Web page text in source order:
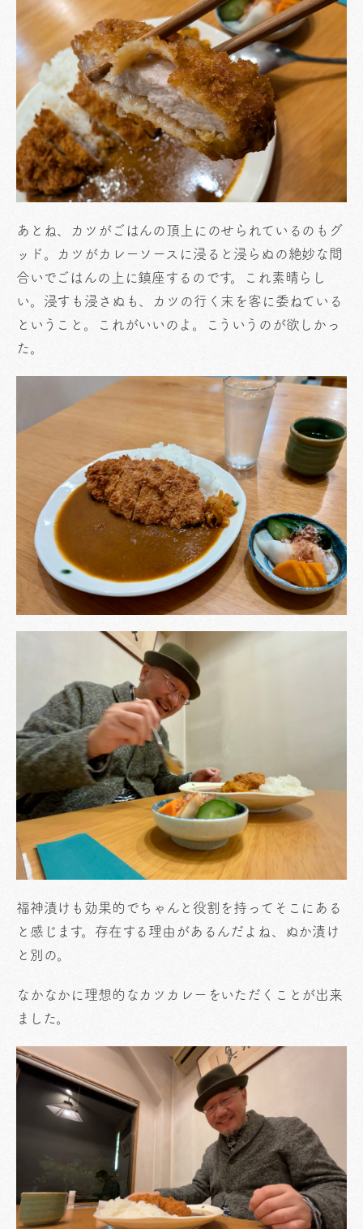
あとね、カツがごはんの頂上にのせられているのもグ
ッド。カツがカレーソースに浸ると浸らぬの絶妙な間
合いでごはんの上に鎮座するのです。これ素晴らし
い。浸すも浸さぬも、カツの行く末を客に委ねている
ということ。これがいいのよ。こういうのが欲しかっ
た。
福神漬けも効果的でちゃんと役割を持ってそこにある
と感じます。存在する理由があるんだよね、ぬか漬け
と別の。
なかなかに理想的なカツカレーをいただくことが出来
ました。